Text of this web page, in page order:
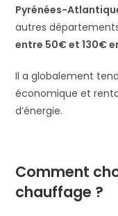
Pyrénées-
autres
entre 50€ et 130€
Il a globalement
économique et
d’énergie.
Comment
chauffage ?